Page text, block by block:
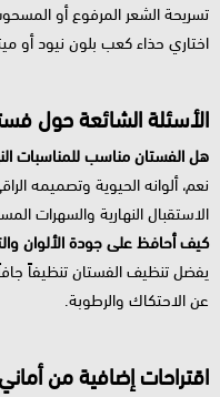
تسريحة الشعر المرفوع أو
اختاري حذاء كعب بلون نيود أو
الأسئلة الشائعة حول
هل الفستان مناسب للمناسبات
نعم، ألوانه الحيوية وتصميمه
الاستقبال النهارية والسهرات
كيف أحافظ على جودة الألوان
يفضل تنظيف الفستان تنظيفاً
عن الاحتكاك والرطوبة.
اقتراحات إضافية من